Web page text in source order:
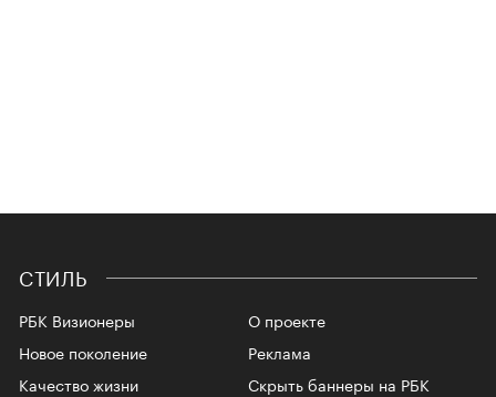
СТИЛЬ
РБК Визионеры
Новое поколение
Качество жизни
О проекте
Реклама
Скрыть баннеры на РБК